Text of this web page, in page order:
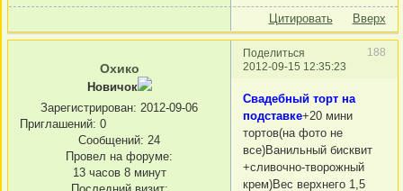
Цитировать Вверх
Поделиться
188
2012-09-15 12:35:23
Охико
Новичок
Зарегистрирован: 2012-09-06
Приглашений: 0
Сообщений: 24
Провел на форуме:
13 часов 8 минут
Свадебный торт на
подставке+20 мини
тортов(на фото не
все)Ванильный бисквит
+сливочно-творожный
крем)Вес верхнего 1,5